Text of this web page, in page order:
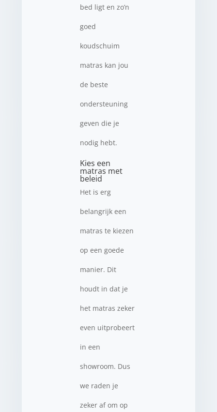
bed ligt en zo’n
goed
koudschuim
matras kan jou
de beste
ondersteuning
geven die je
nodig hebt.
Kies een
matras met
beleid
Het is erg
belangrijk een
matras te kiezen
op een goede
manier. Dit
houdt in dat je
het matras zeker
even uitprobeert
in een
showroom. Dus
we raden je
zeker af om op